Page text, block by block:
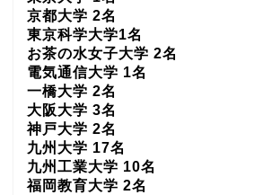
京都大学 2名
東京科学大学1名
お茶の水女子大学 2名
電気通信大学 1名
一橋大学 2名
大阪大学 3名
神戸大学 2名
九州大学 17名
九州工業大学 10名
福岡教育大学 2名